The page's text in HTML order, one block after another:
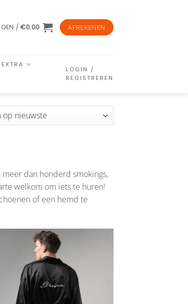
/€0.00 AFREKENEN
EXTRA
LOGIN /
REGISTREREN
dan honderd smokings,
welkom om iets te huren!
of een hemd te
toevoegen